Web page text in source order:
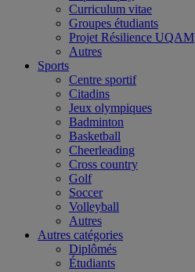
Curriculum vitae
Groupes étudiants
Projet Résilience UQAM
Autres
Sports
Centre sportif
Citadins
Jeux olympiques
Badminton
Basketball
Cheerleading
Cross country
Golf
Soccer
Volleyball
Autres
Autres catégories
Diplômés
Étudiants